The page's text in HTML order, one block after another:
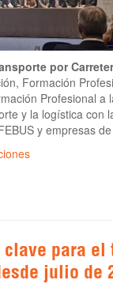
por
Formación
Profesional a
y la logística con
y empresas
clave para el
julio de